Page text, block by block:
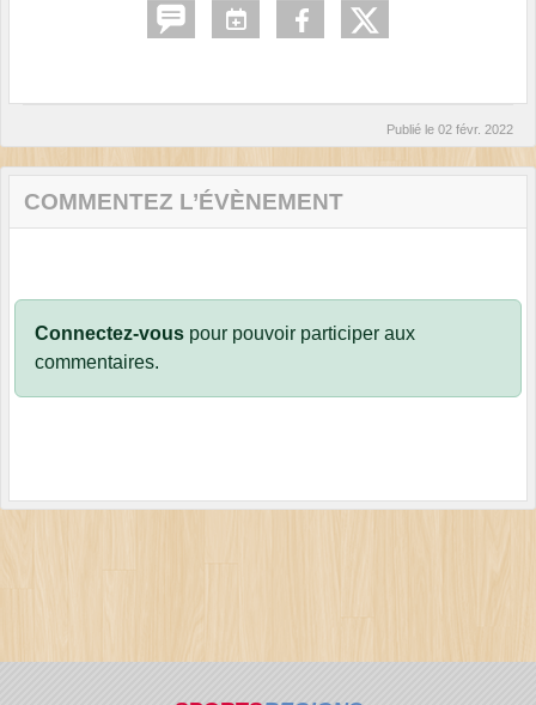
Publié le 02 févr. 2022
COMMENTEZ L’ÉVÈNEMENT
Connectez-vous pour pouvoir participer aux
commentaires.